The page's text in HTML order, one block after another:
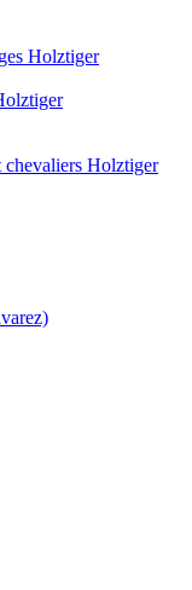
Holztiger
chevaliers Holztiger